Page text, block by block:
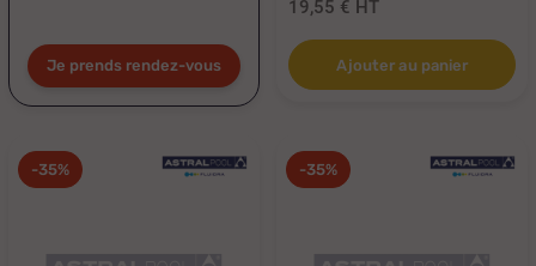
Je prends rendez-vous
19,55 € HT
Ajouter au panier
-35% -35%